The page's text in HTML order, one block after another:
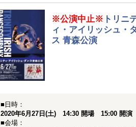
※公演中止※ トリニ
ィ・アイリッシュ・
ス 青森公演
■日時：
2020年6月27日(土) 14:30 開場 15:00 開演
■会場：